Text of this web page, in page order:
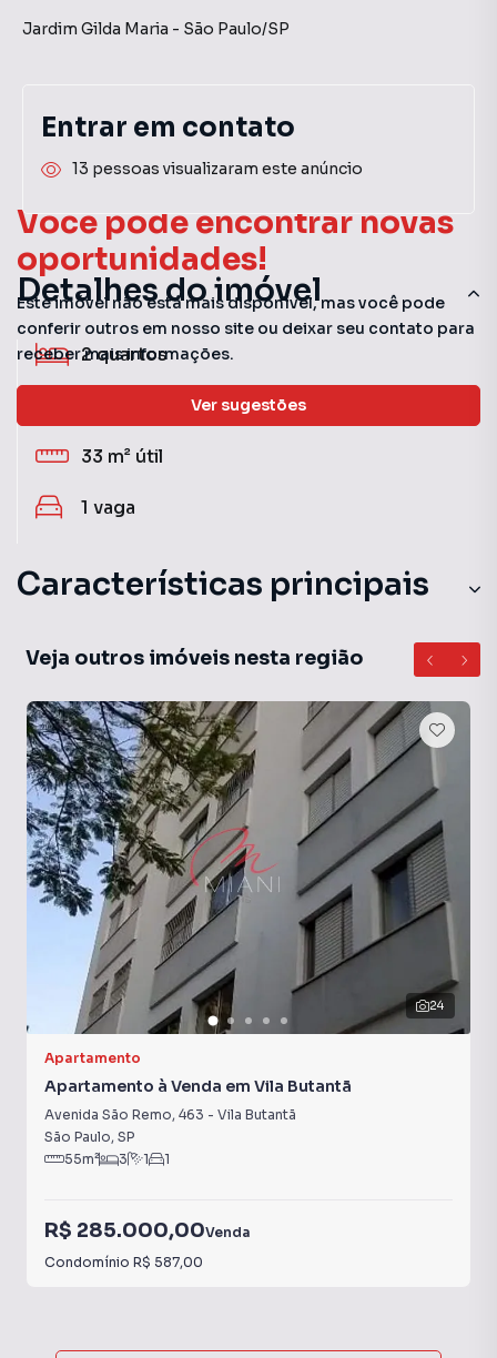
Você pode encontrar novas
oportunidades!
Este imóvel não está mais disponível, mas você pode
conferir outros em nosso site ou deixar seu contato para
receber mais informações.
Ver sugestões
Detalhes do imóvel
2quartos
33 m² útil
1 vaga
Características principais
Churrasqueira
Veja outros imóveis nesta região
24
Apartamento
Apartamento à Venda em Vila Butantã
Avenida São Remo, 463 - Vila Butantã
São Paulo, SP
55m² 3 1 1
R$ 285.000,00Venda
Condomínio R$ 587,00
Jardim Gilda Maria - São Paulo/SP
Entrar em contato
13 pessoas visualizaram este anúncio